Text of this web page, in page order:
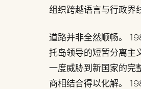
组织跨越语言与行政界
道路并非全然顺畅。
托岛领导的短暂分离主
一度威胁到新国家的完
商相结合得以化解。